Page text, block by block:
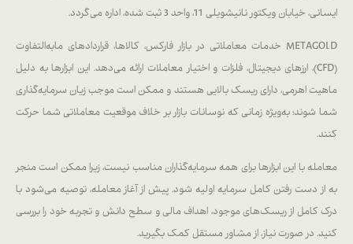
ایسانی، خیابان ویکتور نانیشویلی 11، واحد 3 ثبت شده، اداره می‌گردد.
METAGOLD خدمات معاملاتی در بازار فارکس، کالاها، قراردادهای مابه‌التفاوت
(CFD)، ارزهای دیجیتال، فلزات و اختیار معاملات ارائه می‌دهد. این ابزارها به دلیل
ماهیت اهرمی، دارای ریسک بالایی هستند و ممکن است موجب زیان سرمایه‌گذاری
شما شوند؛ به‌ویژه زمانی که نوسانات بازار بر خلاف موقعیت معاملاتی شما حرکت
کنند.
معامله با این ابزارها برای همه سرمایه‌گذاران مناسب نیست، زیرا ممکن است منجر
به از دست رفتن کامل سرمایه اولیه شود. پیش از آغاز معامله، توصیه می‌شود با
درک کامل از ریسک‌های موجود، اهداف مالی و سطح دانش و تجربه خود را بررسی
کنید. در صورت نیاز، از مشاور مستقل کمک بگیرید.